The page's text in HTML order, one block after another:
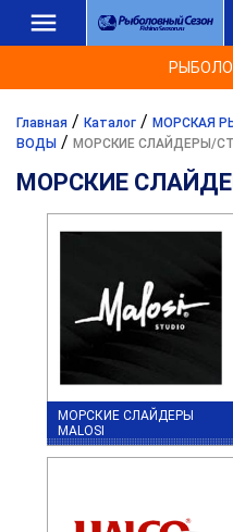
Главная / Каталог / МОРСКАЯ
ВОДЫ / МОРСКИЕ СЛАЙДЕРЫ/
МОРСКИЕ
МОРСКИЕ СЛАЙДЕРЫ
MALOSI